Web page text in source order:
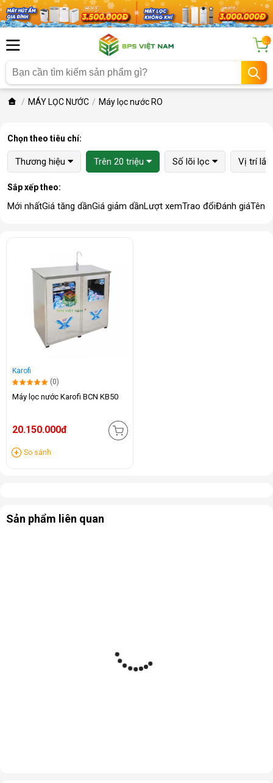
...
MÁY LỌC NƯỚC Máy lọc nước RO
Chọn theo tiêu chí:
Thương hiệu Trên 20 triệu Số lõi lọc Vị trí
Sắp xếp theo:
Mới nhấtGiá tăng dầnGiá giảm dầnLượt xemTrao đổiĐánh giáTên
Karofi
(0)
Máy lọc nước Karofi BCN KB50
20.150.000đ
So sánh
Sản phẩm liên quan